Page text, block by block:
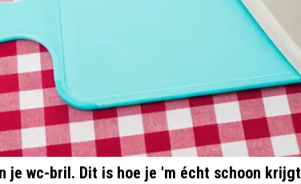
je wc-bril. Dit is hoe je 'm écht schoon krijgt